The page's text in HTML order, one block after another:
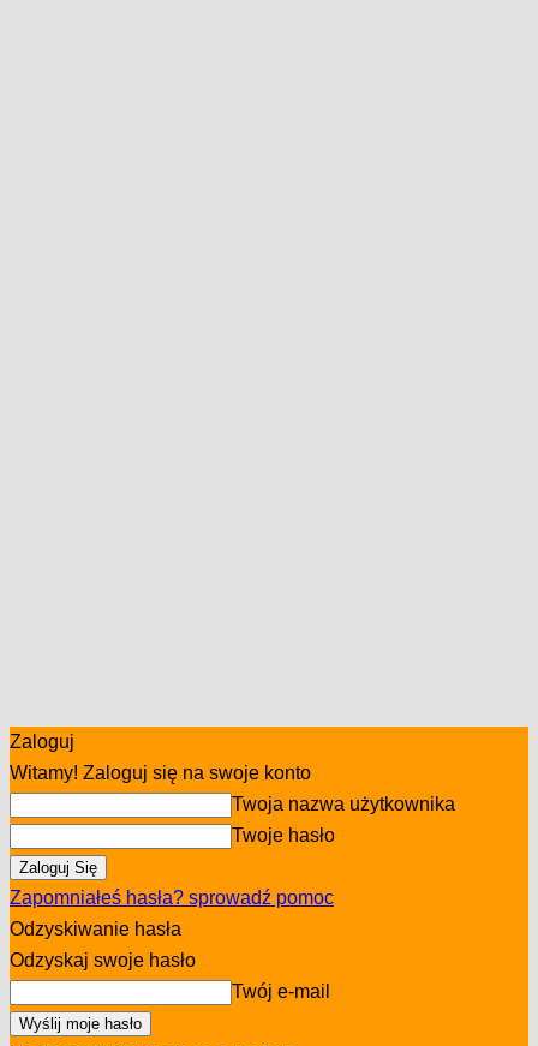
Zaloguj
Witamy! Zaloguj się na swoje konto
Twoja nazwa użytkownika
Twoje hasło
Zapomniałeś hasła? sprowadź pomoc
Odzyskiwanie hasła
Odzyskaj swoje hasło
Twój e-mail